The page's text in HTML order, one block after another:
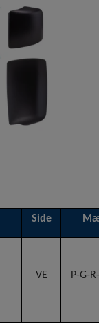
Side
VE P-G-